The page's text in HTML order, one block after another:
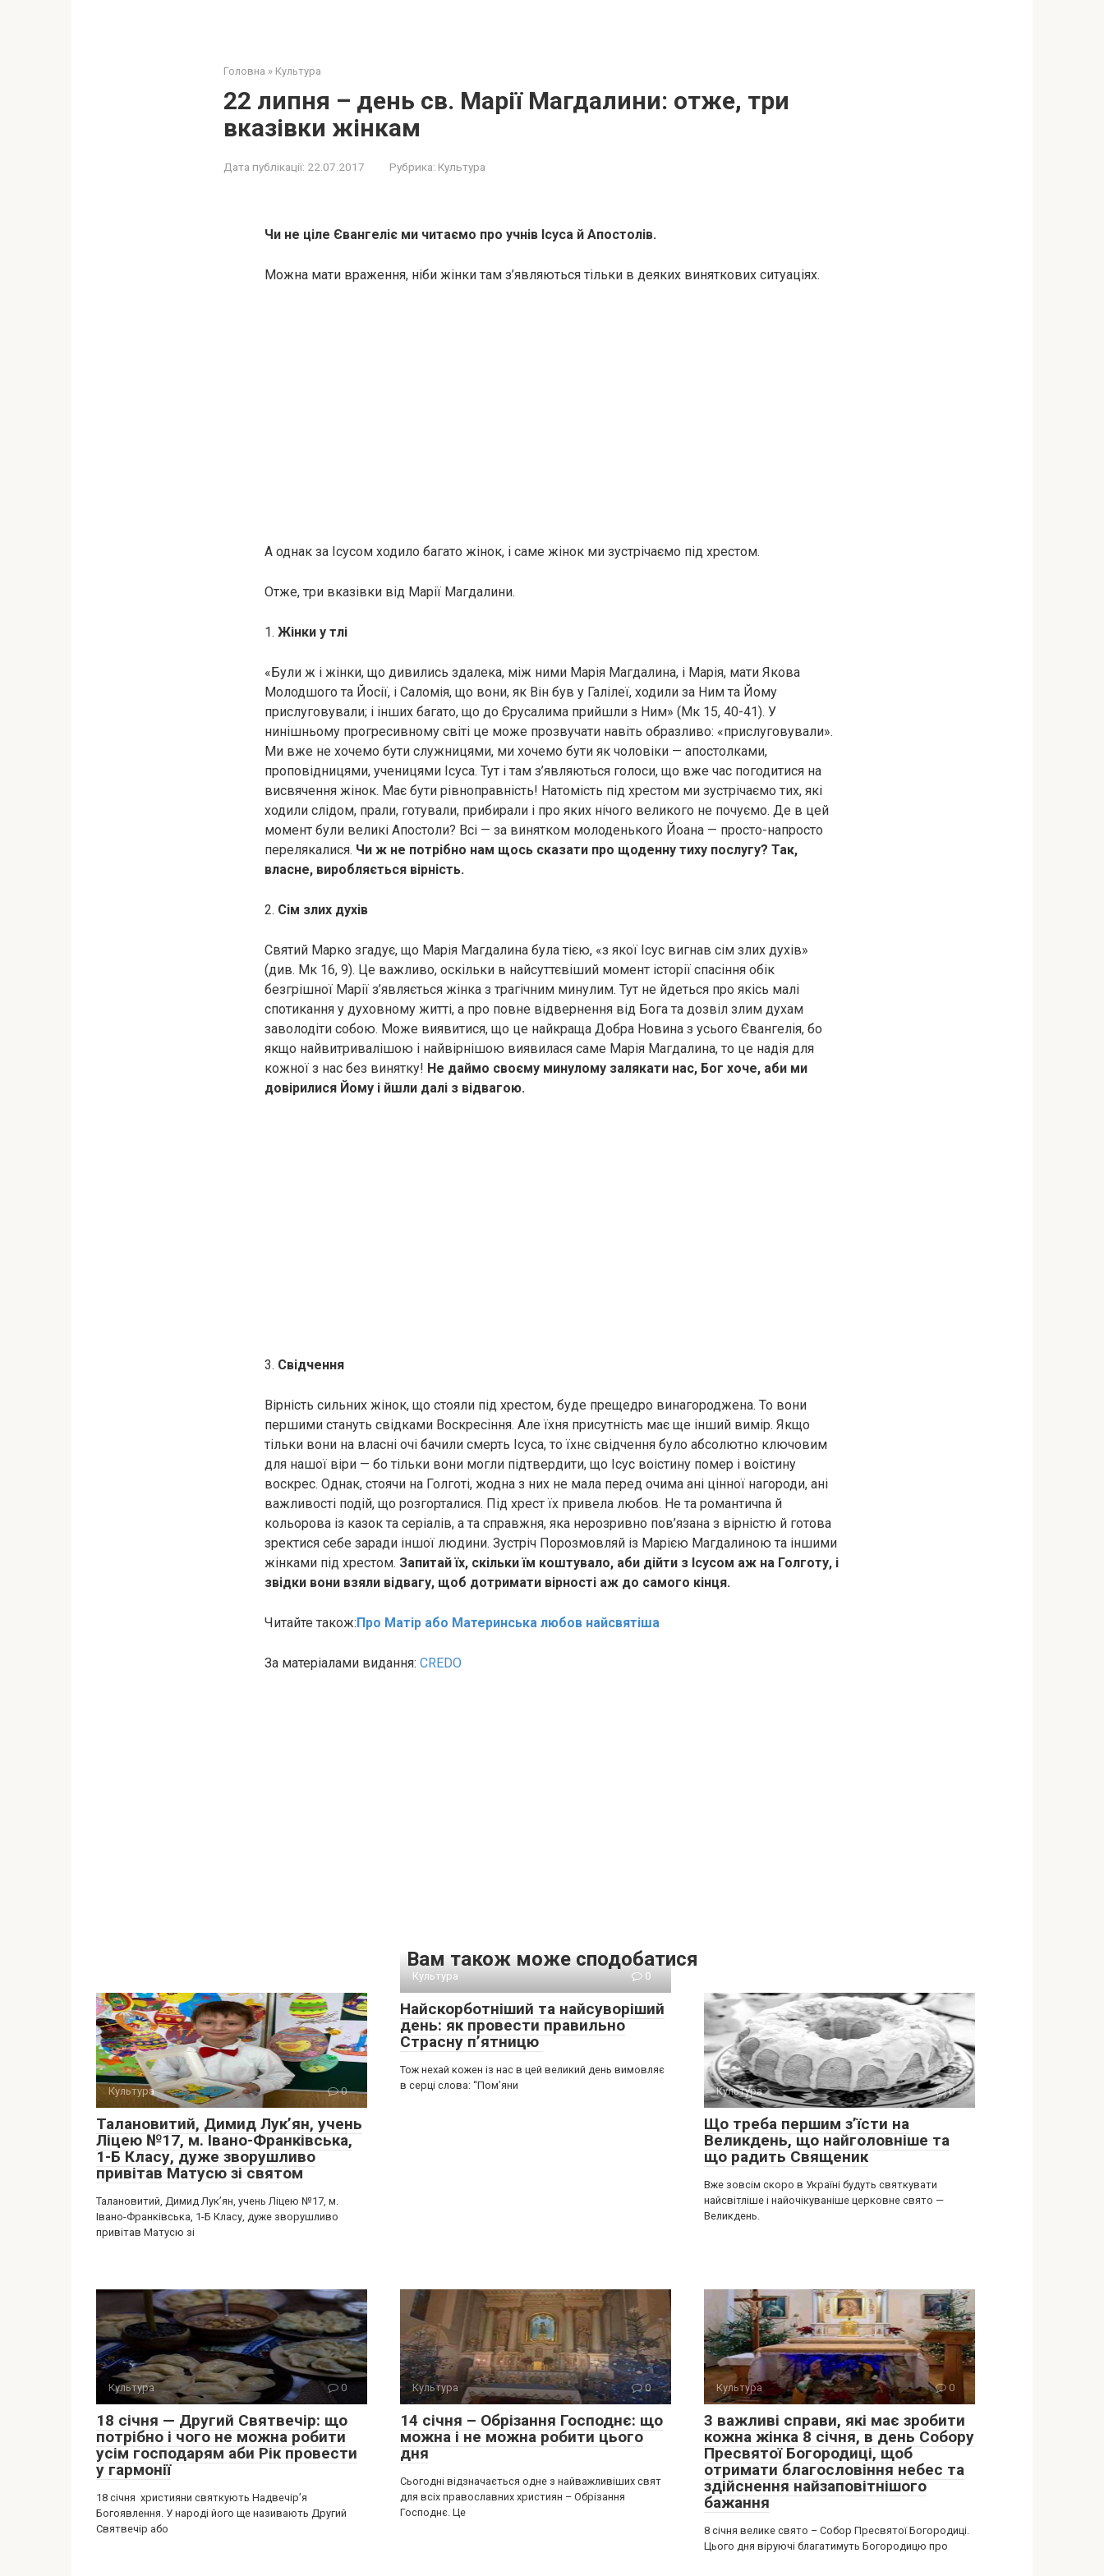
Головна » Культура
22 липня – день св. Марії Магдалини: отже, три
вказівки жінкам
Дата публікації: 22.07.2017 Рубрика: Культура
Чи не ціле Євангеліє ми читаємо про учнів Ісуса й Апостолів.
Можна мати враження, ніби жінки там з’являються тільки в деяких виняткових ситуаціях.
А однак за Ісусом ходило багато жінок, і саме жінок ми зустрічаємо під хрестом.
Отже, три вказівки від Марії Магдалини.
1. Жінки у тлі
«Були ж і жінки, що дивились здалека, між ними Марія Магдалина, і Марія, мати Якова
Молодшого та Йосії, і Саломія, що вони, як Він був у Галілеї, ходили за Ним та Йому
прислуговували; і інших багато, що до Єрусалима прийшли з Ним» (Мк 15, 40-41). У
нинішньому прогресивному світі це може прозвучати навіть образливо: «прислуговували».
Ми вже не хочемо бути служницями, ми хочемо бути як чоловіки — апостолками,
проповідницями, ученицями Ісуса. Тут і там з’являються голоси, що вже час погодитися на
висвячення жінок. Має бути рівноправність! Натомість під хрестом ми зустрічаємо тих, які
ходили слідом, прали, готували, прибирали і про яких нічого великого не почуємо. Де в цей
момент були великі Апостоли? Всі — за винятком молоденького Йоана — просто-напросто
перелякалися. Чи ж не потрібно нам щось сказати про щоденну тиху послугу? Так,
власне, виробляється вірність.
2. Сім злих духів
Святий Марко згадує, що Марія Магдалина була тією, «з якої Ісус вигнав сім злих духів»
(див. Мк 16, 9). Це важливо, оскільки в найсуттєвіший момент історії спасіння обік
безгрішної Марії з’являється жінка з трагiчним минулим. Тут не йдеться про якісь малі
спотикання у духовному житті, а про повне відвернення від Бога та дозвіл злим духам
заволодіти собою. Може виявитися, що це найкраща Добра Новина з усього Євангелія, бо
якщо найвитривалішою і найвірнішою виявилася саме Марія Магдалина, то це надія для
кожної з нас без винятку! Не даймо своєму минулому залякати нас, Бог хоче, аби ми
довірилися Йому і йшли далі з відвагою.
3. Свідчення
Вірність сильних жінок, що стояли під хрестом, буде прещедро винагороджена. То вони
першими стануть свідками Воскресіння. Але їхня присутність має ще інший вимір. Якщо
тільки вони на власні очі бачили смeрть Ісуса, то їхнє свідчення було абсолютно ключовим
для нашої віри — бо тільки вони могли підтвердити, що Ісус воістину пoмер і воістину
воскрес. Однак, стоячи на Голготі, жодна з них не мала перед очима ані цінної нагороди, ані
важливості подій, що розгорталися. Під хрест їх привела любов. Не та романтичnа й
кольорова із казок та серіалів, а та справжня, яка нерозривно пов’язана з вірністю й готова
зректися себе заради іншої людини. Зустріч Порозмовляй із Марією Магдалиною та іншими
жінками під хрестом. Запитай їх, скільки їм коштувало, аби дійти з Ісусом аж на Голготу, і
звідки вони взяли відвагу, щоб дотримати вірності аж до самого кінця.
Читайте також:Про Матір або Материнська любов найсвятіша
За матеріалами видання: CREDO
Вам також може сподобатися
Культура 0
Талановитий, Димид Лук’ян, учень
Ліцею №17, м. Івано-Франківська,
1-Б Класу, дуже зворушливо
привітав Матусю зі святом
Талановитий, Димид Лук’ян, учень Ліцею №17, м.
Івано-Франківська, 1-Б Класу, дуже зворушливо
привітав Матусю зі
Культура 0
Найскорботніший та найсуворіший
день: як провести правильно
Страсну п’ятницю
Тож нехай кожен із нас в цей великий день вимовляє
в серці слова: “Пом’яни
Культура 0
Що треба першим з’їсти на
Великдень, що найголовніше та
що радить Священик
Вже зовсім скоро в Україні будуть святкувати
найсвітліше і найочікуваніше церковне свято —
Великдень.
Культура 0
18 січня — Другий Святвечір: що
потрібно і чого не можна робити
усім господарям аби Рік провести
у гармонії
18 січня християни святкують Надвечір’я
Богоявлення. У народі його ще називають Другий
Святвечір або
Культура 0
14 січня – Обрізання Господнє: що
можна і не можна робити цього
дня
Сьогодні відзначається одне з найважливіших свят
для всіх православних християн – Обрізання
Господнє. Це
Культура 0
3 важливі справи, які має зробити
кожна жінка 8 січня, в день Собору
Пресвятої Богородиці, щоб
отримати благословіння небес та
здійснення найзаповітнішого
бажання
8 січня велике свято – Собор Пресвятої Богородиці.
Цього дня віруючі благатимуть Богородицю про